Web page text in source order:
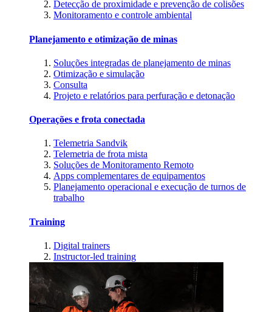
Detecção de proximidade e prevenção de colisões
Monitoramento e controle ambiental
Planejamento e otimização de minas
Soluções integradas de planejamento de minas
Otimização e simulação
Consulta
Projeto e relatórios para perfuração e detonação
Operações e frota conectada
Telemetria Sandvik
Telemetria de frota mista
Soluções de Monitoramento Remoto
Apps complementares de equipamentos
Planejamento operacional e execução de turnos de
trabalho
Training
Digital trainers
Instructor-led training